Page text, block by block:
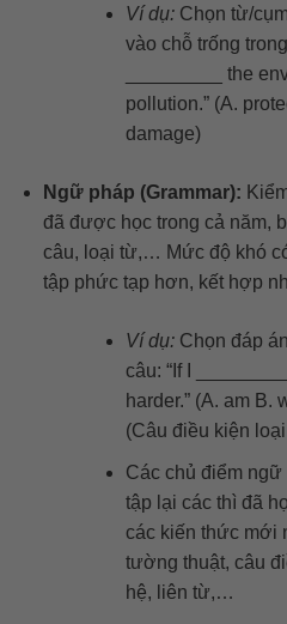
Ví dụ:Chọn từ/
vào chỗ trống
_________ the
pollution.” (A.
damage)
Ngữ pháp (Grammar):
đã được học trong cả năm,
câu, loại từ,… Mức độ khó
tập phức tạp hơn, kết hợp
Ví dụ:Chọn đáp
câu: “If I
harder.” (A. am B.
(Câu điều kiện
Các chủ điểm
tập lại các thì đã
các kiến thức mới
tường thuật, câu
hệ, liên từ,…